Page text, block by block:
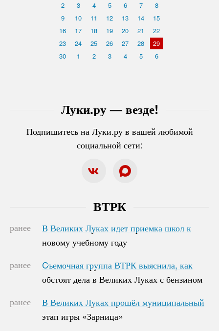
Луки.ру — везде!
Подпишитесь на Луки.ру в вашей любимой
социальной сети:
2
3 4 5 6 7
8
9
10 11 12 13 14
15
16
17 18 19 20 21
22
23
24 25 26 27 28
29
30
1 2 3 4 5 6
ВТРК
ранее
В Великих Луках идет приемка школ к
новому учебному году
В Великих Луках идет приемка школ к
новому учебному году
ранее
Cъемочная группа ВТРК выяснила, как
обстоят дела в Великих Луках с бензином
Cъемочная группа ВТРК выяснила, как
обстоят дела в Великих Луках с бензином
ранее
В Великих Луках прошёл муниципальный
этап игры «Зарница»
В Великих Луках прошёл муниципальный
этап игры «Зарница»